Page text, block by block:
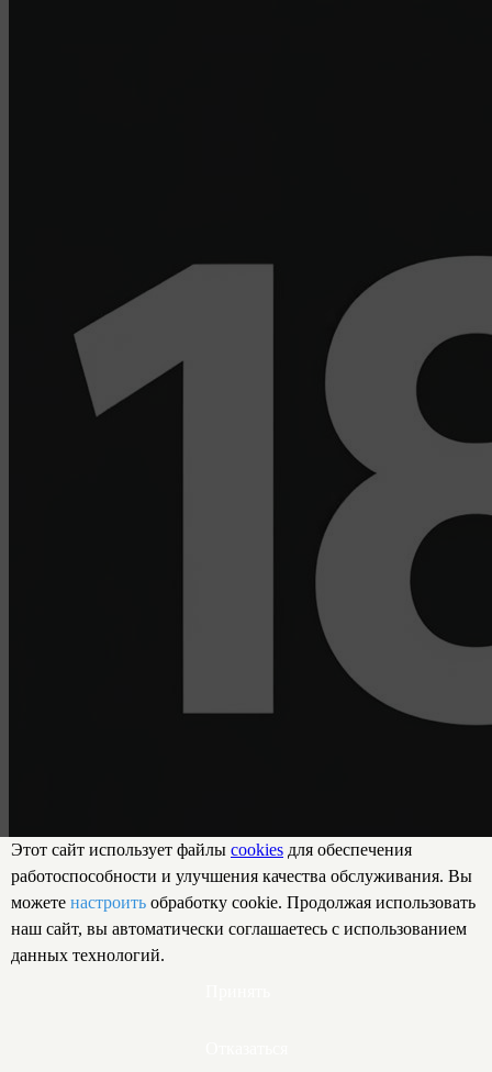
Этот сайт использует файлы cookies для обеспечения
работоспособности и улучшения качества обслуживания. Вы
можете настроить обработку cookie. Продолжая использовать
наш сайт, вы автоматически соглашаетесь с использованием
данных технологий.